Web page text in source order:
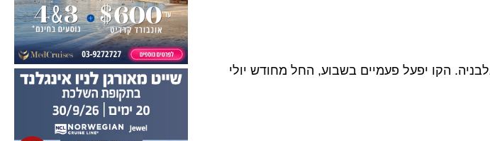
הקו יפעל פעמיים בשבוע, החל מחודש יולי